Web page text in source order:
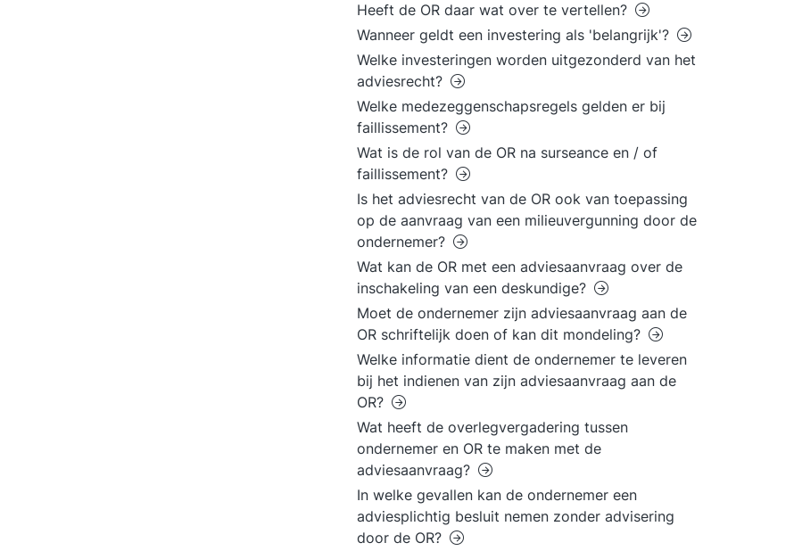
Heeft de OR daar wat over te vertellen?
Wanneer geldt een investering als 'belangrijk'?
Welke investeringen worden uitgezonderd van het
adviesrecht?
Welke medezeggenschapsregels gelden er bij
faillissement?
Wat is de rol van de OR na surseance en / of
faillissement?
Is het adviesrecht van de OR ook van toepassing
op de aanvraag van een milieuvergunning door de
ondernemer?
Wat kan de OR met een adviesaanvraag over de
inschakeling van een deskundige?
Moet de ondernemer zijn adviesaanvraag aan de
OR schriftelijk doen of kan dit mondeling?
Welke informatie dient de ondernemer te leveren
bij het indienen van zijn adviesaanvraag aan de
OR?
Wat heeft de overlegvergadering tussen
ondernemer en OR te maken met de
adviesaanvraag?
In welke gevallen kan de ondernemer een
adviesplichtig besluit nemen zonder advisering
door de OR?